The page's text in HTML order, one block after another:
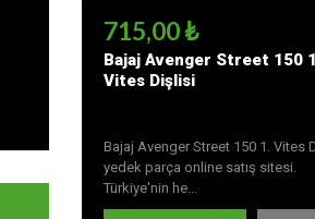
715,00 ₺
Bajaj Avenger Street 150
Vites Dişlisi
Bajaj Avenger Street 150 1. Vites
yedek parça online satış sitesi.
Türkiye'nin he...